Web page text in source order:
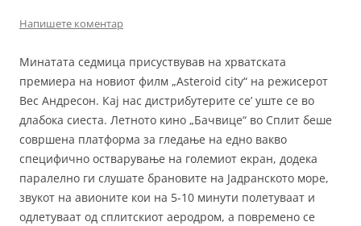
Напишете коментар
Минатата седмица присуствував на хрватската
премиера на новиот филм „Asteroid city“ на режисерот
Вес Андресон. Кај нас дистрибутерите се’ уште се во
длабока сиеста. Летното кино „Бачвице“ во Сплит беше
совршена платформа за гледање на едно вакво
специфично остварување на големиот екран, додека
паралелно ги слушате брановите на Јадранското море,
звукот на авионите кои на 5-10 минути полетуваат и
одлетуваат од сплитскиот аеродром, а повремено се